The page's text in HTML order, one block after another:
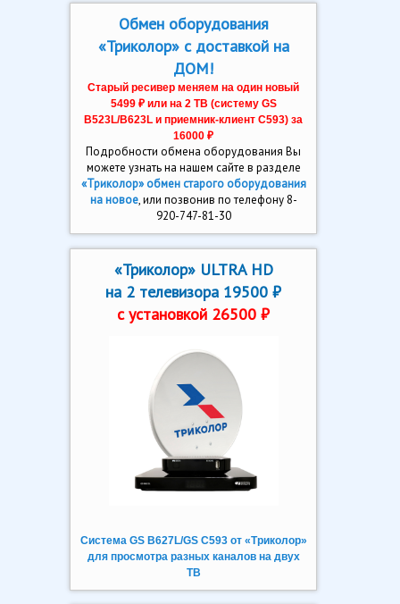
Обмен оборудования
«Триколор» с доставкой на
ДОМ!
Старый ресивер меняем на один новый
5499 ₽ или на 2 ТВ (систему GS
В523L/B623L и приемник-клиент C593) за
16000 ₽
Подробности обмена оборудования Вы
можете узнать на нашем сайте в разделе
«Триколор» обмен старого оборудования
на новое, или позвонив по телефону 8-
920-747-81-30
«Триколор» ULTRA HD
на 2 телевизора 19500 ₽
с установкой 26500 ₽
Система GS B627L/GS C593 от «Триколор»
для просмотра разных каналов на двух
ТВ